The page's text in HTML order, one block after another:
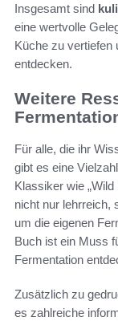
Insgesamt sind
eine wertvolle
Küche zu vertiefen
entdecken.
Weitere
Für alle, die ihr
gibt es eine
Klassiker wie
nicht nur lehrreich,
um die eigenen
Buch ist ein Muss
Fermentation
Zusätzlich zu
es zahlreiche